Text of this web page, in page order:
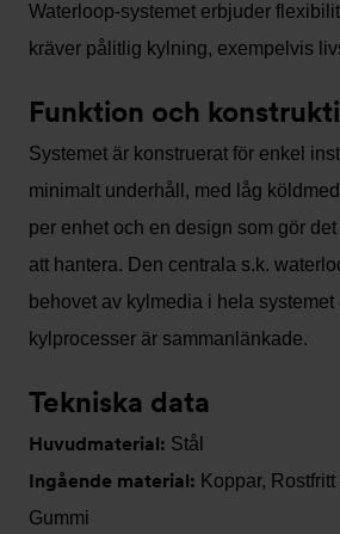
Waterloop-systemet erbjuder
kräver pålitlig kylning, exempelvis
Funktion och
Systemet är konstruerat för enkel
minimalt underhåll, med låg
per enhet och en design som gör
att hantera. Den centrala s.k.
behovet av kylmedia i hela systemet
kylprocesser är sammanlänkade.
Tekniska data
Huvudmaterial: Stål
Ingående material: Koppar,
Gummi